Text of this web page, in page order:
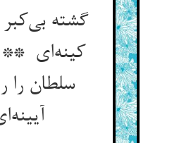
گشته بی‌کبر
کینه‌ای
سلطان